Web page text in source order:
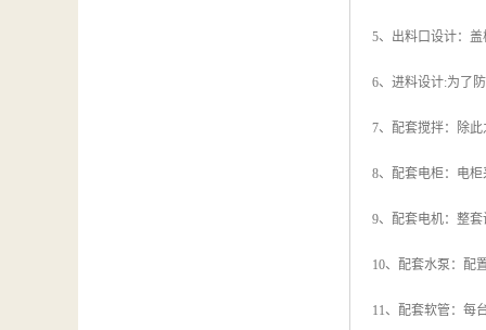
5、出料口设计：
6、进料设计:为了
7、配套搅拌：除
8、配套电柜：电
9、配套电机：整
10、配套水泵：配
11、配套软管：每